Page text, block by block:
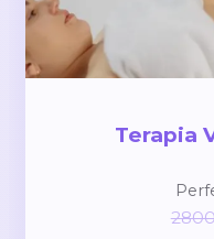
Terapia